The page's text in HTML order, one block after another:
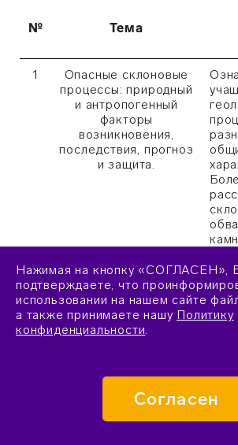
№ Тема
1
Опасные склоновые
процессы: природный
и антропогенный
факторы
возникновения,
последствия, прогноз
и защита.
и
Нажимая на кнопку «СОГЛАСЕН»,
подтверждаете, что
использовании на нашем сайте
а также принимаете нашу Политику
конфиденциальности.
Согласен